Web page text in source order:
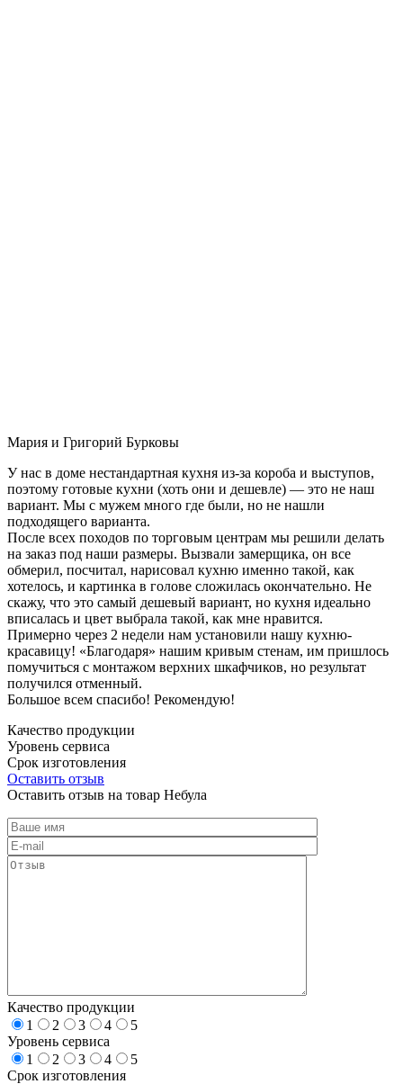
Мария и Григорий Бурковы
У нас в доме нестандартная кухня из-за короба и выступов,
поэтому готовые кухни (хоть они и дешевле) — это не наш
вариант. Мы с мужем много где были, но не нашли
подходящего варианта.
После всех походов по торговым центрам мы решили делать
на заказ под наши размеры. Вызвали замерщика, он все
обмерил, посчитал, нарисовал кухню именно такой, как
хотелось, и картинка в голове сложилась окончательно. Не
скажу, что это самый дешевый вариант, но кухня идеально
вписалась и цвет выбрала такой, как мне нравится.
Примерно через 2 недели нам установили нашу кухню-
красавицу! «Благодаря» нашим кривым стенам, им пришлось
помучиться с монтажом верхних шкафчиков, но результат
получился отменный.
Большое всем спасибо! Рекомендую!
Качество продукции
Уровень сервиса
Срок изготовления
Оставить отзыв
Оставить отзыв на товар Небула
Качество продукции
1
2 3 4
5
Уровень сервиса
1
2 3 4
5
Срок изготовления